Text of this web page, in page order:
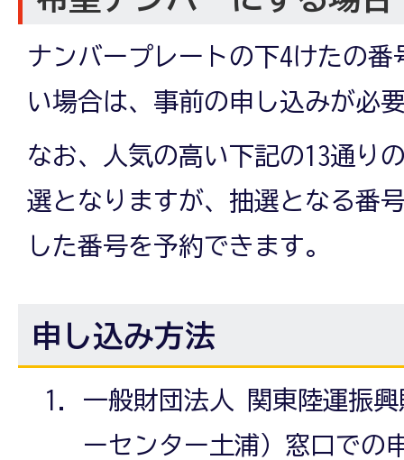
ナンバープレートの下4けたの
い場合は、事前の申し込みが必
なお、人気の高い下記の13通り
選となりますが、抽選となる番
した番号を予約できます。
申し込み方法
一般財団法人 関東陸運振
ーセンター土浦）窓口での